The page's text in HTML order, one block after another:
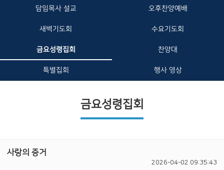
담임목사 설교 오후찬양예배
새벽기도회 수요기도회
금요성령집회 찬양대
특별집회 행사 영상
금요성령집회
사랑의 증거
2026-04-02 09:35:43